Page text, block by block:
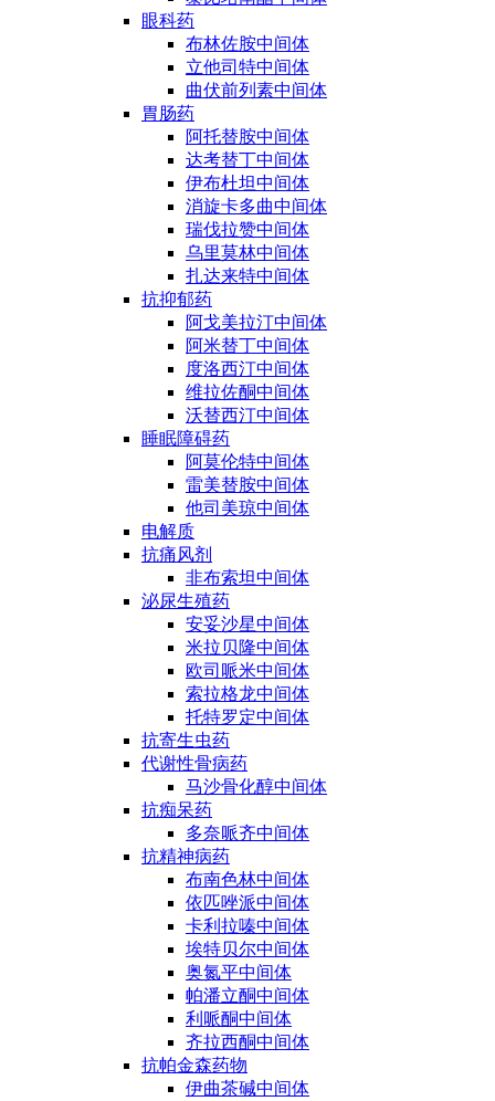
眼科药
布林佐胺中间体
立他司特中间体
曲伏前列素中间体
胃肠药
阿托替胺中间体
达考替丁中间体
伊布杜坦中间体
消旋卡多曲中间体
瑞伐拉赞中间体
乌里莫林中间体
扎达来特中间体
抗抑郁药
阿戈美拉汀中间体
阿米替丁中间体
度洛西汀中间体
维拉佐酮中间体
沃替西汀中间体
睡眠障碍药
阿莫伦特中间体
雷美替胺中间体
他司美琼中间体
电解质
抗痛风剂
非布索坦中间体
泌尿生殖药
安妥沙星中间体
米拉贝隆中间体
欧司哌米中间体
索拉格龙中间体
托特罗定中间体
抗寄生虫药
代谢性骨病药
马沙骨化醇中间体
抗痴呆药
多奈哌齐中间体
抗精神病药
布南色林中间体
依匹唑派中间体
卡利拉嗪中间体
埃特贝尔中间体
奥氮平中间体
帕潘立酮中间体
利哌酮中间体
齐拉西酮中间体
抗帕金森药物
伊曲茶碱中间体